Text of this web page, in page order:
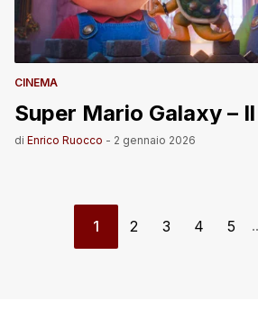
CINEMA
Super Mario Galaxy –
di Enrico Ruocco - 2 gennaio 2026
1 2 3 4 5